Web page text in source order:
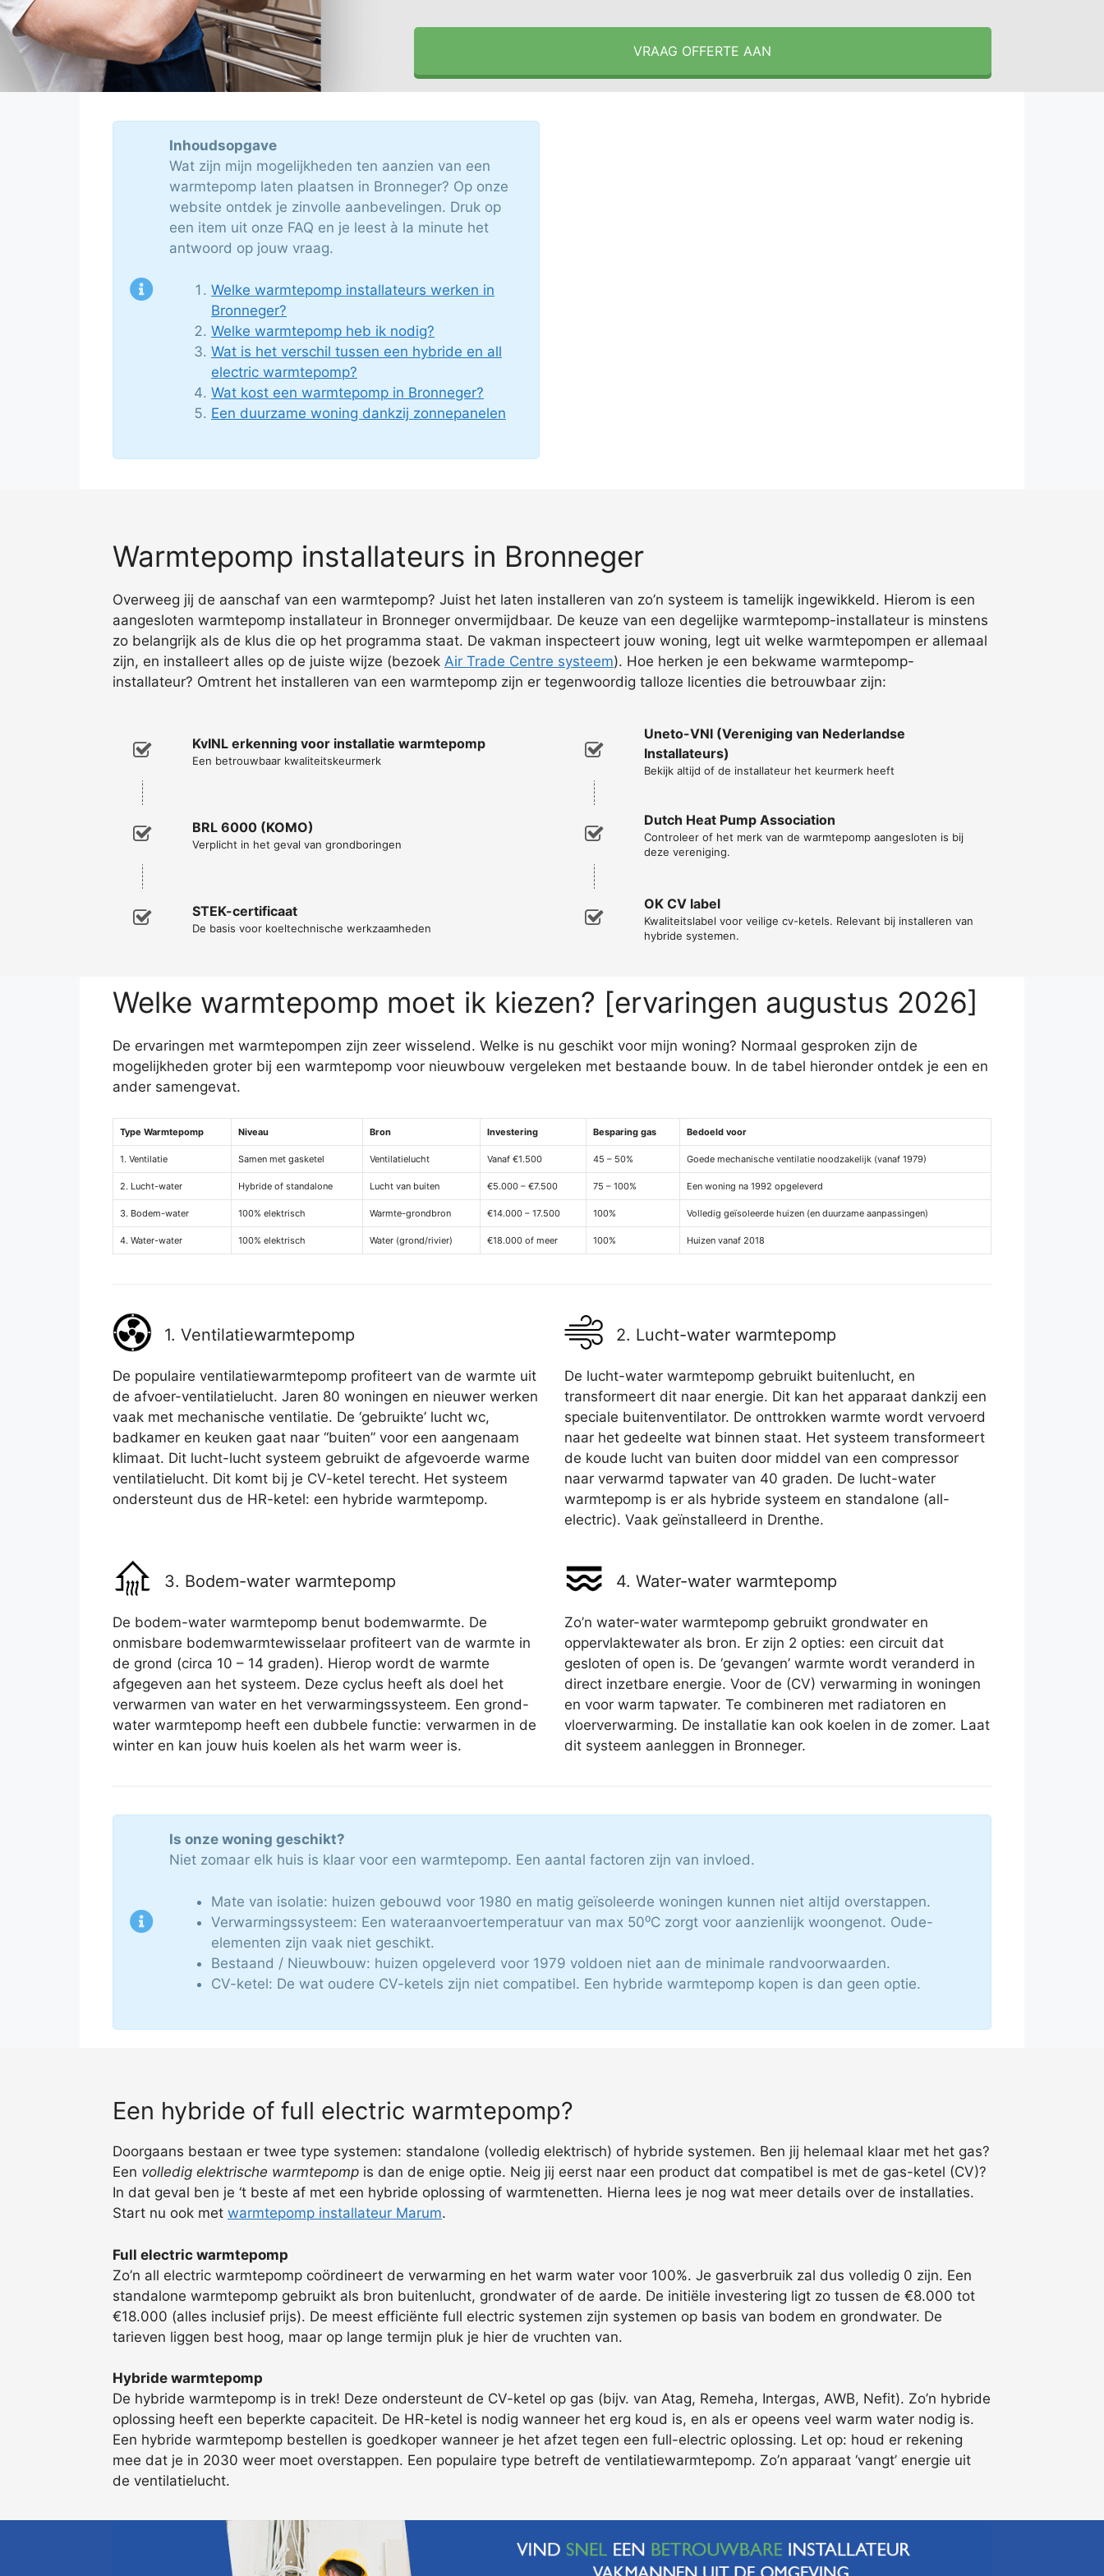
VRAAG OFFERTE AAN
Inhoudsopgave
Wat zijn mijn mogelijkheden ten aanzien van een
warmtepomp laten plaatsen in Bronneger? Op onze
website ontdek je zinvolle aanbevelingen. Druk op
een item uit onze FAQ en je leest à la minute het
antwoord op jouw vraag.
Welke warmtepomp installateurs werken in
Bronneger?
Welke warmtepomp heb ik nodig?
Wat is het verschil tussen een hybride en all
electric warmtepomp?
Wat kost een warmtepomp in Bronneger?
Een duurzame woning dankzij zonnepanelen
Warmtepomp installateurs in Bronneger
Overweeg jij de aanschaf van een warmtepomp? Juist het laten installeren van zo’n systeem is tamelijk ingewikkeld. Hierom is een
aangesloten warmtepomp installateur in Bronneger onvermijdbaar. De keuze van een degelijke warmtepomp-installateur is minstens
zo belangrijk als de klus die op het programma staat. De vakman inspecteert jouw woning, legt uit welke warmtepompen er allemaal
zijn, en installeert alles op de juiste wijze (bezoek Air Trade Centre systeem). Hoe herken je een bekwame warmtepomp-
installateur? Omtrent het installeren van een warmtepomp zijn er tegenwoordig talloze licenties die betrouwbaar zijn:
KvINL erkenning voor installatie warmtepomp
Een betrouwbaar kwaliteitskeurmerk
BRL 6000 (KOMO)
Verplicht in het geval van grondboringen
STEK-certificaat
De basis voor koeltechnische werkzaamheden
Uneto-VNI (Vereniging van Nederlandse
Installateurs)
Bekijk altijd of de installateur het keurmerk heeft
Dutch Heat Pump Association
Controleer of het merk van de warmtepomp aangesloten is bij
deze vereniging.
OK CV label
Kwaliteitslabel voor veilige cv-ketels. Relevant bij installeren van
hybride systemen.
Welke warmtepomp moet ik kiezen? [ervaringen augustus 2026]
De ervaringen met warmtepompen zijn zeer wisselend. Welke is nu geschikt voor mijn woning? Normaal gesproken zijn de
mogelijkheden groter bij een warmtepomp voor nieuwbouw vergeleken met bestaande bouw. In de tabel hieronder ontdek je een en
ander samengevat.
Type Warmtepomp Niveau Bron Investering Besparing gas Bedoeld voor
1. Ventilatie Samen met gasketel Ventilatielucht Vanaf €1.500 45 – 50% Goede mechanische ventilatie noodzakelijk (vanaf 1979)
2. Lucht-water Hybride of standalone Lucht van buiten €5.000 – €7.500 75 – 100% Een woning na 1992 opgeleverd
3. Bodem-water 100% elektrisch Warmte-grondbron €14.000 – 17.500 100% Volledig geïsoleerde huizen (en duurzame aanpassingen)
4. Water-water 100% elektrisch Water (grond/rivier) €18.000 of meer 100% Huizen vanaf 2018
1. Ventilatiewarmtepomp
De populaire ventilatiewarmtepomp profiteert van de warmte uit
de afvoer-ventilatielucht. Jaren 80 woningen en nieuwer werken
vaak met mechanische ventilatie. De ‘gebruikte’ lucht wc,
badkamer en keuken gaat naar “buiten” voor een aangenaam
klimaat. Dit lucht-lucht systeem gebruikt de afgevoerde warme
ventilatielucht. Dit komt bij je CV-ketel terecht. Het systeem
ondersteunt dus de HR-ketel: een hybride warmtepomp.
2. Lucht-water warmtepomp
De lucht-water warmtepomp gebruikt buitenlucht, en
transformeert dit naar energie. Dit kan het apparaat dankzij een
speciale buitenventilator. De onttrokken warmte wordt vervoerd
naar het gedeelte wat binnen staat. Het systeem transformeert
de koude lucht van buiten door middel van een compressor
naar verwarmd tapwater van 40 graden. De lucht-water
warmtepomp is er als hybride systeem en standalone (all-
electric). Vaak geïnstalleerd in Drenthe.
3. Bodem-water warmtepomp
De bodem-water warmtepomp benut bodemwarmte. De
onmisbare bodemwarmtewisselaar profiteert van de warmte in
de grond (circa 10 – 14 graden). Hierop wordt de warmte
afgegeven aan het systeem. Deze cyclus heeft als doel het
verwarmen van water en het verwarmingssysteem. Een grond-
water warmtepomp heeft een dubbele functie: verwarmen in de
winter en kan jouw huis koelen als het warm weer is.
4. Water-water warmtepomp
Zo’n water-water warmtepomp gebruikt grondwater en
oppervlaktewater als bron. Er zijn 2 opties: een circuit dat
gesloten of open is. De ‘gevangen’ warmte wordt veranderd in
direct inzetbare energie. Voor de (CV) verwarming in woningen
en voor warm tapwater. Te combineren met radiatoren en
vloerverwarming. De installatie kan ook koelen in de zomer. Laat
dit systeem aanleggen in Bronneger.
Is onze woning geschikt?
Niet zomaar elk huis is klaar voor een warmtepomp. Een aantal factoren zijn van invloed.
Mate van isolatie: huizen gebouwd voor 1980 en matig geïsoleerde woningen kunnen niet altijd overstappen.
Verwarmingssysteem: Een wateraanvoertemperatuur van max 50⁰C zorgt voor aanzienlijk woongenot. Oude-
elementen zijn vaak niet geschikt.
Bestaand / Nieuwbouw: huizen opgeleverd voor 1979 voldoen niet aan de minimale randvoorwaarden.
CV-ketel: De wat oudere CV-ketels zijn niet compatibel. Een hybride warmtepomp kopen is dan geen optie.
Een hybride of full electric warmtepomp?
Doorgaans bestaan er twee type systemen: standalone (volledig elektrisch) of hybride systemen. Ben jij helemaal klaar met het gas?
Een volledig elektrische warmtepomp is dan de enige optie. Neig jij eerst naar een product dat compatibel is met de gas-ketel (CV)?
In dat geval ben je ‘t beste af met een hybride oplossing of warmtenetten. Hierna lees je nog wat meer details over de installaties.
Start nu ook met warmtepomp installateur Marum.
Full electric warmtepomp
Zo’n all electric warmtepomp coördineert de verwarming en het warm water voor 100%. Je gasverbruik zal dus volledig 0 zijn. Een
standalone warmtepomp gebruikt als bron buitenlucht, grondwater of de aarde. De initiële investering ligt zo tussen de €8.000 tot
€18.000 (alles inclusief prijs). De meest efficiënte full electric systemen zijn systemen op basis van bodem en grondwater. De
tarieven liggen best hoog, maar op lange termijn pluk je hier de vruchten van.
Hybride warmtepomp
De hybride warmtepomp is in trek! Deze ondersteunt de CV-ketel op gas (bijv. van Atag, Remeha, Intergas, AWB, Nefit). Zo’n hybride
oplossing heeft een beperkte capaciteit. De HR-ketel is nodig wanneer het erg koud is, en als er opeens veel warm water nodig is.
Een hybride warmtepomp bestellen is goedkoper wanneer je het afzet tegen een full-electric oplossing. Let op: houd er rekening
mee dat je in 2030 weer moet overstappen. Een populaire type betreft de ventilatiewarmtepomp. Zo’n apparaat ‘vangt’ energie uit
de ventilatielucht.